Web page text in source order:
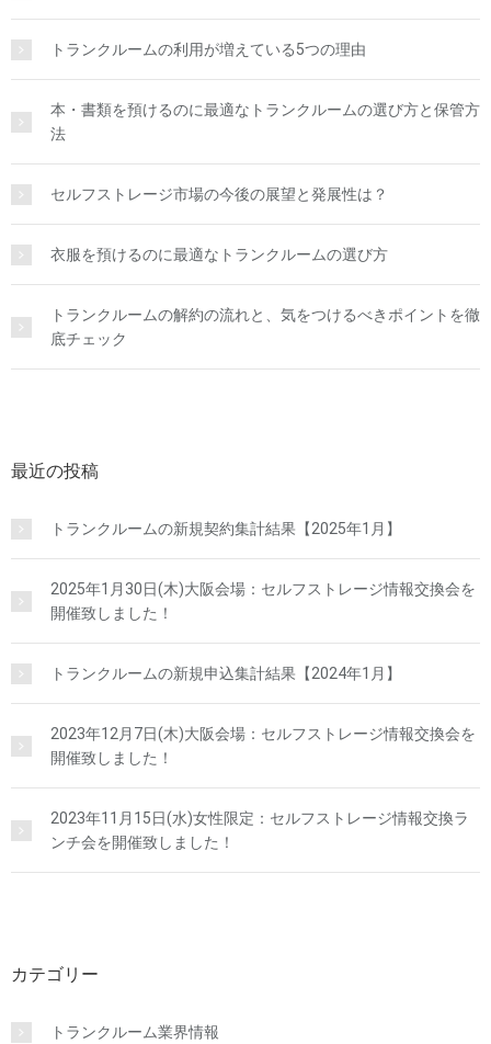
トランクルームの利用が増えている5つの理由
本・書類を預けるのに最適なトランクルームの選び方と保管方
法
セルフストレージ市場の今後の展望と発展性は？
衣服を預けるのに最適なトランクルームの選び方
トランクルームの解約の流れと、気をつけるべきポイントを徹
底チェック
最近の投稿
トランクルームの新規契約集計結果【2025年1月】
2025年1月30日(木)大阪会場：セルフストレージ情報交換会を
開催致しました！
トランクルームの新規申込集計結果【2024年1月】
2023年12月7日(木)大阪会場：セルフストレージ情報交換会を
開催致しました！
2023年11月15日(水)女性限定：セルフストレージ情報交換ラ
ンチ会を開催致しました！
カテゴリー
トランクルーム業界情報